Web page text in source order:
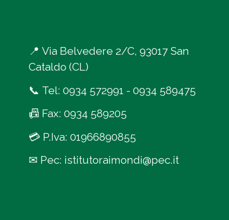
📍 Via Belvedere 2/C, 93017 San
Cataldo (CL)
📞 Tel: 0934 572991 - 0934 589475
📠 Fax: 0934 589205
💳 P.Iva: 01966890855
✉ Pec: istitutoraimondi@pec.it